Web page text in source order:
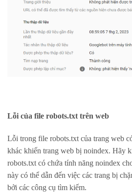
Lỗi của file robots.txt trên web
Lỗi trong file robots.txt của trang web
khác khiến trang web bị noindex. Hãy
robots.txt có chứa tính năng noindex
này có thể dẫn đến việc các trang bị
bởi các công cụ tìm kiếm.